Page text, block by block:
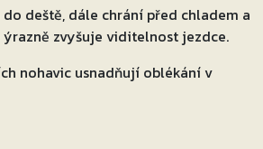
deště, dále chrání před chladem a
zvyšuje viditelnost jezdce.
nohavic usnadňují oblékání v